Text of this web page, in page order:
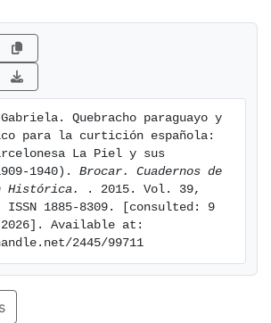
Gabriela. Quebracho paraguayo y
para la curtición española:
La Piel y sus
1940). Brocar. Cuadernos de
Histórica.
. 2015. Vol. 39,
ISSN 1885-8309. [consulted: 9
Available at:
2445/99711